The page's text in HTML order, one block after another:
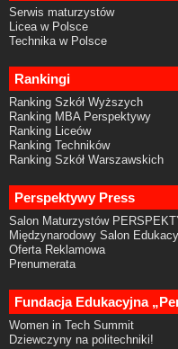
Serwis maturzystów
Licea w Polsce
Technika w Polsce
Rankingi
Ranking Szkół Wyższych
Ranking MBA Perspektywy
Ranking Liceów
Ranking Techników
Ranking Szkół Warszawskich
Perspektywy Press
Salon Maturzystów
Międzynarodowy Salon
Oferta Reklamowa
Prenumerata
Fundacja Edukacyjna
Women in Tech Summit
Dziewczyny na politechniki!